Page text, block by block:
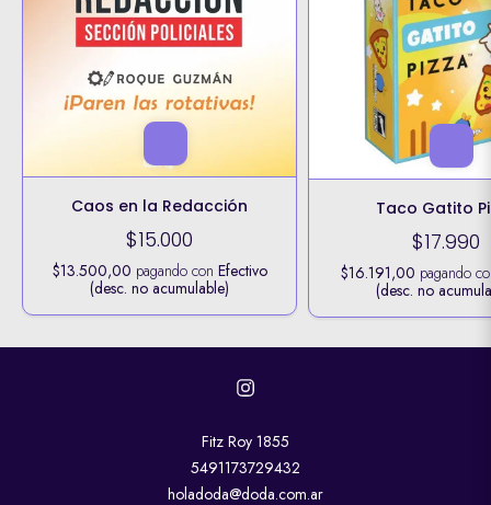
Caos en la Redacción
$15.000
$13.500,00 pagando con Efectivo
(desc. no acumulable)
Taco Gatito
$17.990
$16.191,00 pagando
(desc. no
Fitz Roy 1855
5491173729432
holadoda@doda.com.ar